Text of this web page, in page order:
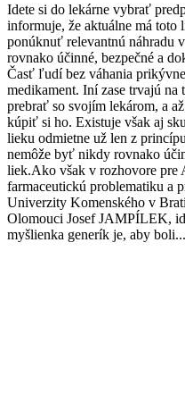
Idete si do lekárne vybrať
informuje, že aktuálne má
ponúknuť relevantnú náhradu
rovnako účinné, bezpečné a
Časť ľudí bez váhania
medikament. Iní zase trvajú na
prebrať so svojím lekárom, a
kúpiť si ho. Existuje však aj
lieku odmietne už len z
nemôže byť nikdy rovnako
liek.Ako však v rozhovore pre
farmaceutickú problematiku a
Univerzity Komenského v
Olomouci Josef JAMPÍLEK,
myšlienka generík je, aby boli...